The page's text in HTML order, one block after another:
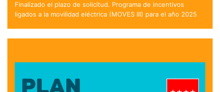
Finalizado el plazo de solicitud. Programa de incentivos
ligados a la movilidad eléctrica (MOVES III) para el año 2025